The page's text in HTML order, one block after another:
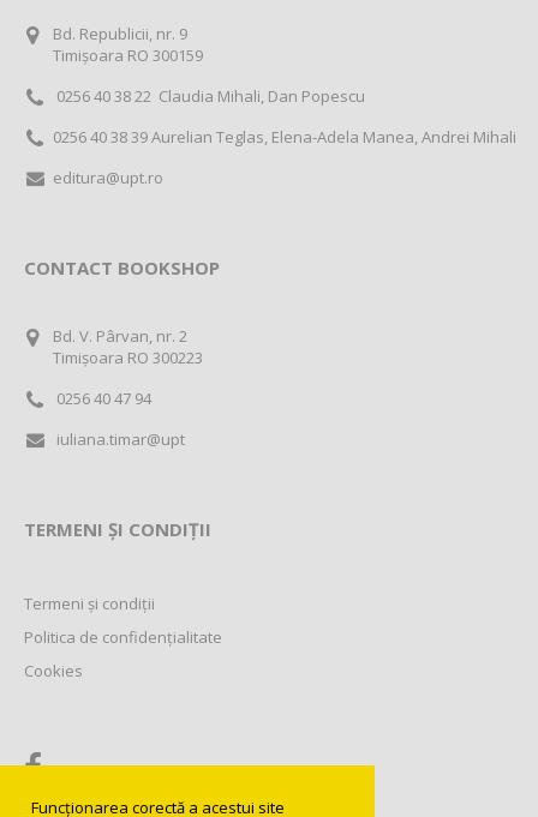
Funcționarea corectă a acestui site
Bd. Republicii, nr. 9
Timișoara RO 300159
0256 40 38 22 Claudia Mihali, Dan Popescu
0256 40 38 39 Aurelian Teglas, Elena-Adela Manea, Andrei Mihali
editura@upt.ro
CONTACT BOOKSHOP
Bd. V. Pârvan, nr. 2
Timișoara RO 300223
0256 40 47 94
iuliana.timar@upt
TERMENI ȘI CONDIȚII
Termeni și condiții
Politica de confidențialitate
Cookies